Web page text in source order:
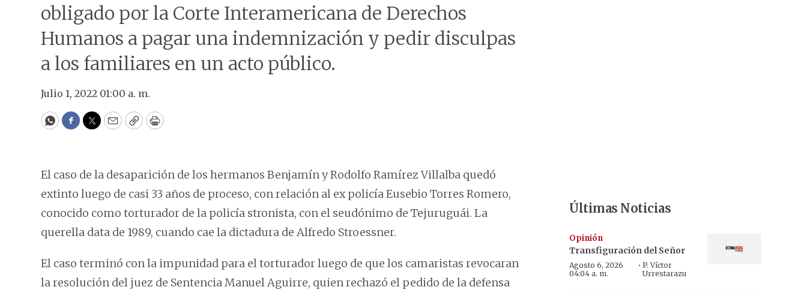
obligado por la Corte Interamericana de Derechos
Humanos a pagar una indemnización y pedir disculpas
a los familiares en un acto público.
Julio 1, 2022 01:00 a. m.
WhatsApp
Facebook
Twitter
EmailCopyPrint
El caso de la desaparición de los hermanos Benjamín y Rodolfo Ramírez Villalba quedó
extinto luego de casi 33 años de proceso, con relación al ex policía Eusebio Torres Romero,
conocido como torturador de la policía stronista, con el seudónimo de Tejuruguái. La
querella data de 1989, cuando cae la dictadura de Alfredo Stroessner.
El caso terminó con la impunidad para el torturador luego de que los camaristas revocaran
la resolución del juez de Sentencia Manuel Aguirre, quien rechazó el pedido de la defensa
Últimas Noticias
Opinión
Transfiguración del Señor
Agosto 6, 2026
04:04 a. m.
· P. Víctor
Urrestarazu